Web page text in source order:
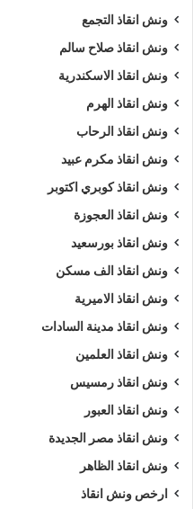
ونش انقاذ التجمع
ونش انقاذ صلاح سالم
ونش انقاذ الاسكندرية
ونش انقاذ الهرم
ونش انقاذ الرحاب
ونش انقاذ مكرم عبيد
ونش انقاذ كوبري اكتوبر
ونش انقاذ العجوزة
ونش انقاذ بورسعيد
ونش انقاذ الف مسكن
ونش انقاذ الاميرية
ونش انقاذ مدينة السادات
ونش انقاذ العلمين
ونش انقاذ رمسيس
ونش انقاذ العبور
ونش انقاذ مصر الجديدة
ونش انقاذ الظاهر
ارخص ونش انقاذ